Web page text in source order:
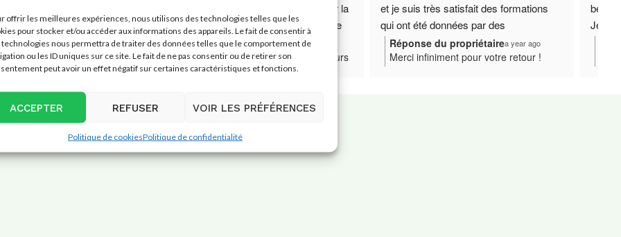
offrir les meilleures expériences, nous utilisons des technologies telles que les
pour stocker et/ou accéder aux informations des appareils. Le fait de consentir à
technologies nous permettra de traiter des données telles que le comportement de
ou les ID uniques sur ce site. Le fait de ne pas consentir ou de retirer son
peut avoir un effet négatif sur certaines caractéristiques et fonctions.
ACCEPTER REFUSER VOIR LES PRÉFÉRENCES
Politique de cookiesPolitique de confidentialité
du propriétairea year ago
votre message ! Nous
ravis que notre centre de
vous souhaite une belle
dans votre formation de
et reste à votre écoute pour
de votre parcours.
adoré et je me réjouie de commencer la
formation en octobre. Merci pour cette
belle énergie. Je recommande vivement
cet Ecole.
Réponse du propriétairea year ago
Merci pour votre retour ! C’est toujours
un plaisir de vous accompagner au
Nous espérons que votre formation de
massage continue à vous apporter
bientôt chez Ecovie !
et je suis très satisfait des formations
qui ont été données par des
professionnels qualifiés et motivés.
Réponse du propriétairea year ago
Merci infiniment pour votre retour !
Je